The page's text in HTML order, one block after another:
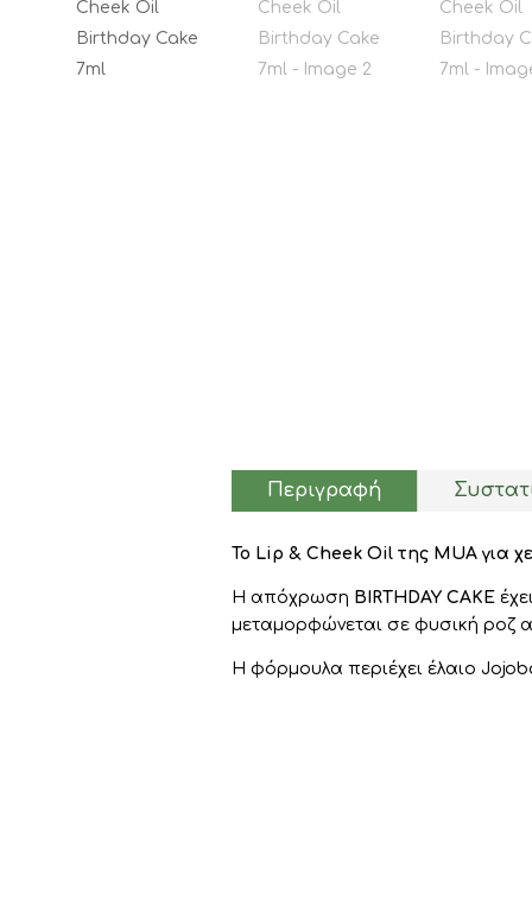
Περιγραφή
Το Lip & Cheek Oil της MUA για
Η απόχρωση BIRTHDAY CAKE
μεταμορφώνεται σε φυσική
Η φόρμουλα περιέχει έλαιο